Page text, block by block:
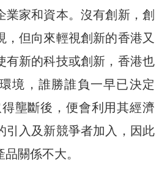
業家和資本。沒有創新，創
，但向來輕視創新的香港又
有新的科技或創新，香港也
境，誰勝誰負一早已決定
壟斷後，便會利用其經濟
引入及新競爭者加入，因此
關係不大。